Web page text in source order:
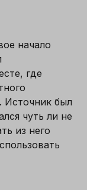
начало
где
Источник был
чуть ли не
из него